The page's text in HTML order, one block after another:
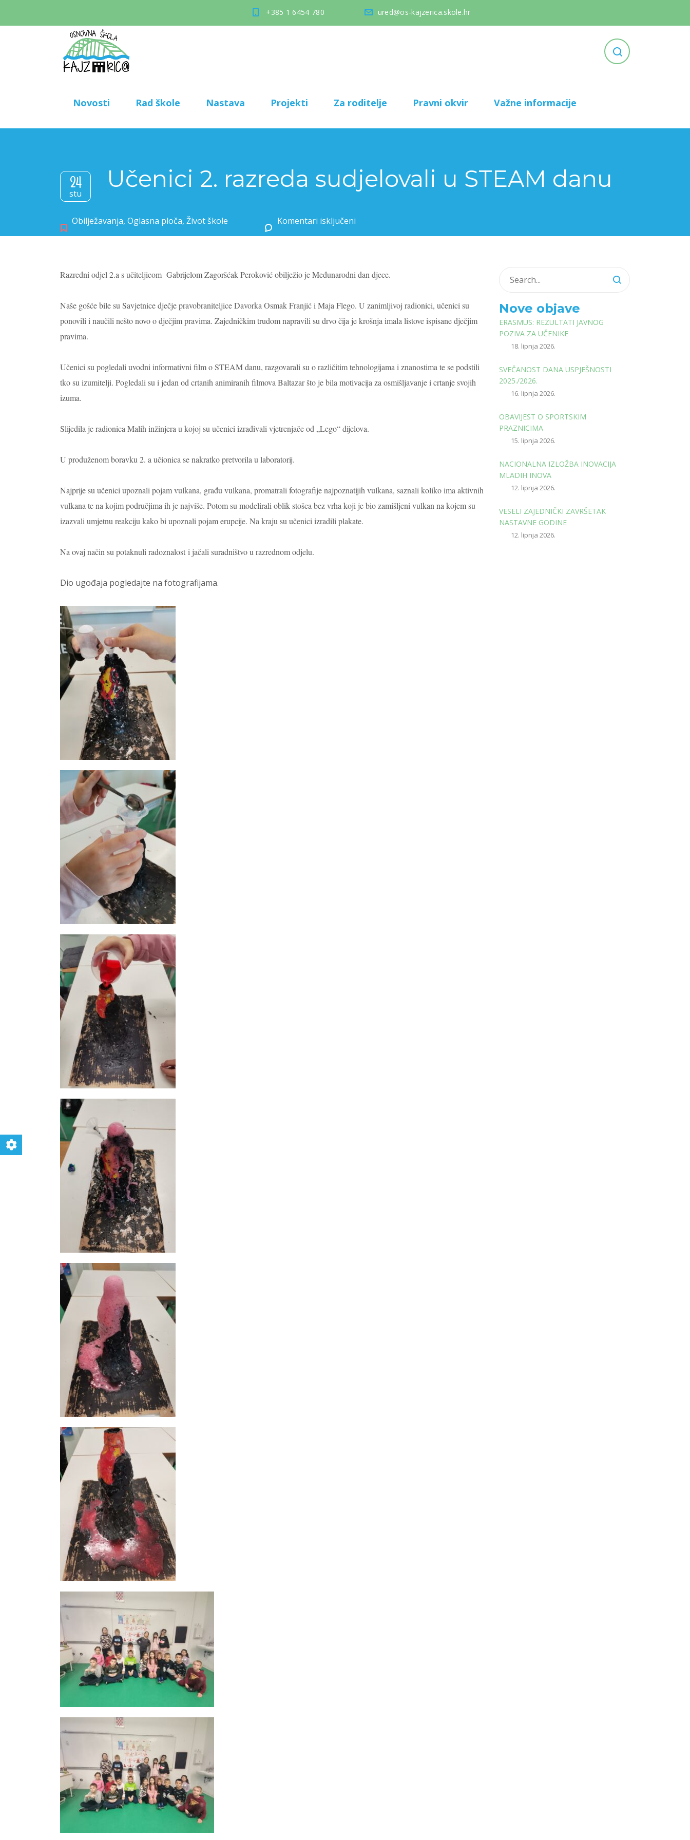
+385 1 6454 780 ured@os-kajzerica.skole.hr
Novosti Rad škole Nastava Projekti Za roditelje Pravni okvir Važne informacije
24
stu
Učenici 2. razreda sudjelovali u STEAM danu
Obilježavanja, Oglasna ploča, Život škole Komentari isključeni
Razredni odjel 2.a s učiteljicom Gabrijelom Zagoršćak Peroković obilježio je Međunarodni dan djece.
Naše gošće bile su Savjetnice dječje pravobraniteljice Davorka Osmak Franjić i Maja Flego. U zanimljivoj radionici, učenici su
ponovili i naučili nešto novo o dječjim pravima. Zajedničkim trudom napravili su drvo čija je krošnja imala listove ispisane dječjim
pravima.
Učenici su pogledali uvodni informativni film o STEAM danu, razgovarali su o različitim tehnologijama i znanostima te se podstili
tko su izumitelji. Pogledali su i jedan od crtanih animiranih filmova Baltazar što je bila motivacija za osmišljavanje i crtanje svojih
izuma.
Slijedila je radionica Malih inžinjera u kojoj su učenici izrađivali vjetrenjače od „Lego“ dijelova.
U produženom boravku 2. a učionica se nakratko pretvorila u laboratorij.
Najprije su učenici upoznali pojam vulkana, građu vulkana, promatrali fotografije najpoznatijih vulkana, saznali koliko ima aktivnih
vulkana te na kojim područjima ih je najviše. Potom su modelirali oblik stošca bez vrha koji je bio zamišljeni vulkan na kojem su
izazvali umjetnu reakciju kako bi upoznali pojam erupcije. Na kraju su učenici izradili plakate.
Na ovaj način su potaknuli radoznalost i jačali suradništvo u razrednom odjelu.
Dio ugođaja pogledajte na fotografijama.
Nove objave
ERASMUS: REZULTATI JAVNOG
POZIVA ZA UČENIKE
18. lipnja 2026.
SVEČANOST DANA USPJEŠNOSTI
2025./2026.
16. lipnja 2026.
OBAVIJEST O SPORTSKIM
PRAZNICIMA
15. lipnja 2026.
NACIONALNA IZLOŽBA INOVACIJA
MLADIH INOVA
12. lipnja 2026.
VESELI ZAJEDNIČKI ZAVRŠETAK
NASTAVNE GODINE
12. lipnja 2026.